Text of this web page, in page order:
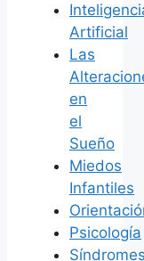
Artificial
Las
en
el
Sueño
Miedos
Infantiles
Psicología
Síndromes